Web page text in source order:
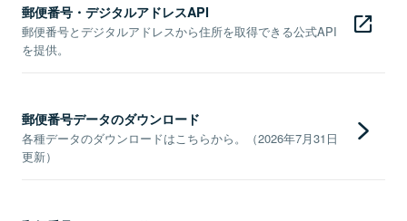
郵便番号・デジタルアドレスAPI
郵便番号とデジタルアドレスから住所を取得できる公式API
を提供。
郵便番号データのダウンロード
各種データのダウンロードはこちらから。（2026年7月31日
更新）